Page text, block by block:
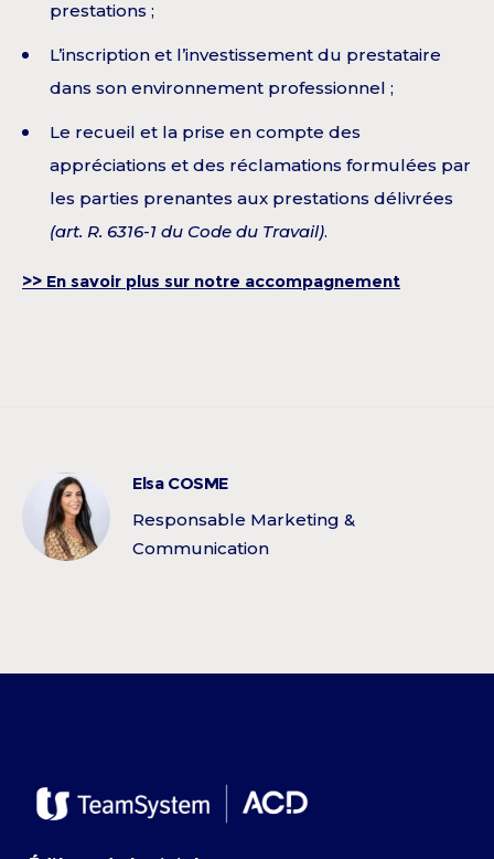
prestations ;
L’inscription et l’investissement du prestataire
dans son environnement professionnel ;
Le recueil et la prise en compte des
appréciations et des réclamations formulées par
les parties prenantes aux prestations délivrées
(art. R. 6316-1 du Code du Travail).
>> En savoir plus sur notre accompagnement
Elsa COSME
Responsable Marketing &
Communication